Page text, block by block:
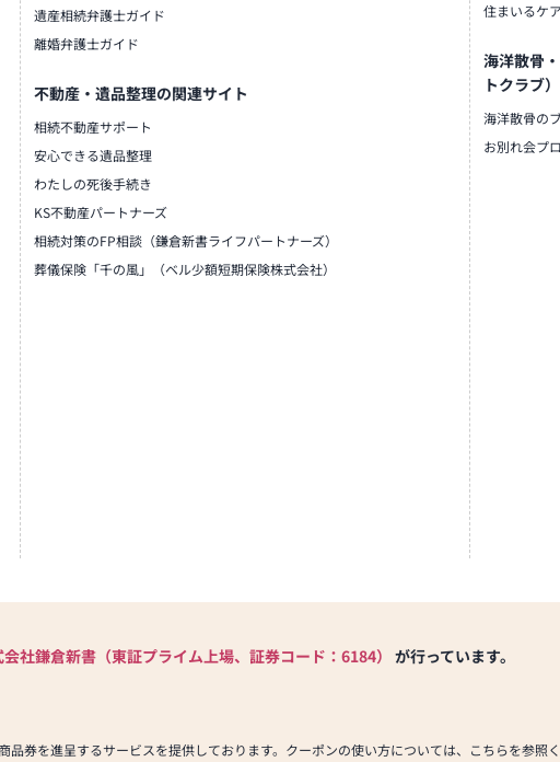
遺産相続弁護士ガイド
離婚弁護士ガイド
不動産・遺品整理の関連サイト
相続不動産サポート
安心できる遺品整理
わたしの死後手続き
KS不動産パートナーズ
相続対策のFP相談（鎌倉新書ライフパートナーズ）
葬儀保険「千の風」（ベル少額短期保険株式会社）
住まいるケア
海洋散骨
トクラブ）
海洋散骨の
お別れ会プ
社鎌倉新書（東証プライム上場、証券コード：6184） が行っています。
券を進呈するサービスを提供しております。クーポンの使い方については、こちらを参照く